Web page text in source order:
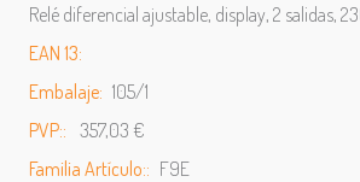
Relé diferencial ajustable, display, 2 salidas,
EAN 13:
Embalaje: 105/1
PVP:: 357,03 €
Familia Artículo:: F9E